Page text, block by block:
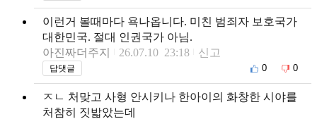
이런거 볼때마다 욕나옵니다. 미친 범죄자 보호국가
대한민국. 절대 인권국가 아님.
아진짜더주지
26.07.10 23:18 신고
답댓글 0 0
ㅈㄴ 처맞고 사형 안시키나 한아이의 화창한 시야를
처참히 짓밟았는데